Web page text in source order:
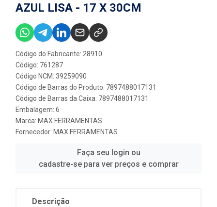
AZUL LISA - 17 X 30CM
Código do Fabricante: 28910
Código: 761287
Código NCM: 39259090
Código de Barras do Produto: 7897488017131
Código de Barras da Caixa: 7897488017131
Embalagem: 6
Marca: MAX FERRAMENTAS
Fornecedor: MAX FERRAMENTAS
Faça seu login ou
cadastre-se para ver preços e comprar
Descrição